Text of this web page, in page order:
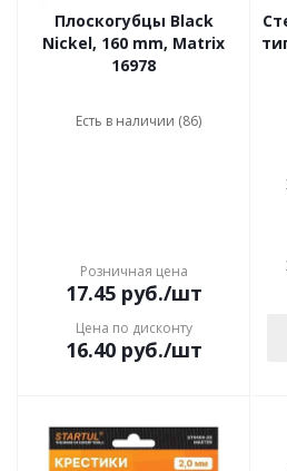
Плоскогубцы Black
Nickel, 160 mm, Matrix
16978
Есть в наличии (86)
Розничная цена
17.45руб./шт
Цена по дисконту
16.40руб./шт